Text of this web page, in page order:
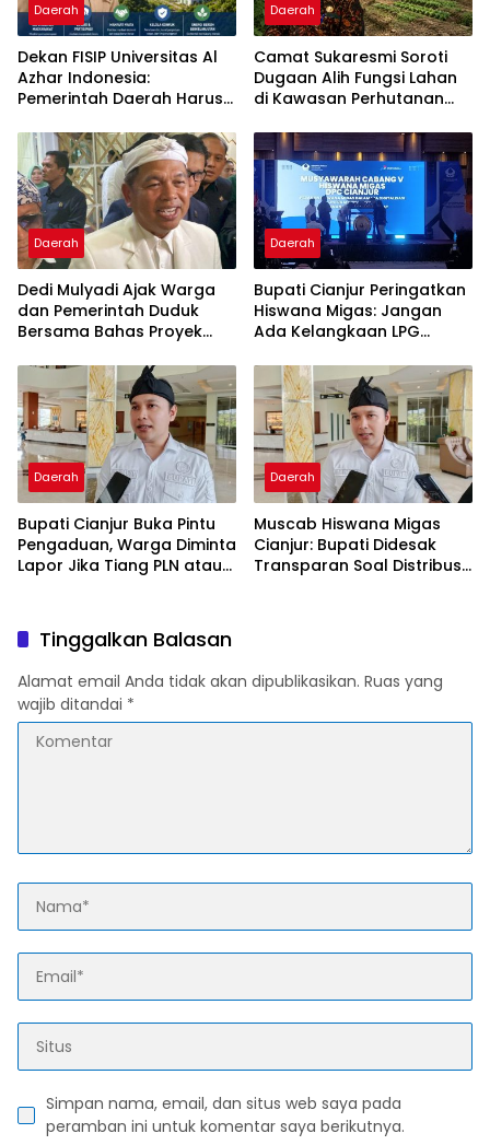
Daerah
Dekan FISIP Universitas Al
Azhar Indonesia:
Pemerintah Daerah Harus
dalam Pengembangan
Geotermal
Daerah
Camat Sukaresmi Soroti
Dugaan Alih Fungsi Lahan
di Kawasan Perhutanan
Daerah
Dedi Mulyadi Ajak Warga
dan Pemerintah Duduk
Bersama Bahas Proyek
Daerah
Bupati Cianjur Peringatkan
Hiswana Migas: Jangan
Ada Kelangkaan LPG
dan Spekulasi
Daerah
Bupati Cianjur Buka Pintu
Pengaduan, Warga Diminta
Lapor Jika Tiang PLN atau
Daerah
Muscab Hiswana Migas
Cianjur: Bupati Didesak
Transparan Soal Distribusi
Tinggalkan Balasan
Alamat email Anda tidak akan dipublikasikan. Ruas yang
wajib ditandai *
Simpan nama, email, dan situs web saya pada
peramban ini untuk komentar saya berikutnya.